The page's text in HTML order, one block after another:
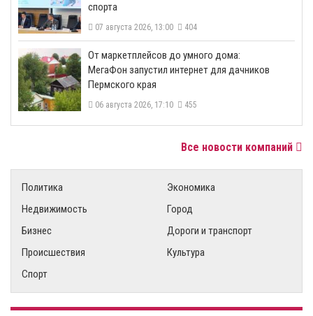
спорта
07 августа 2026, 13:00 404
От маркетплейсов до умного дома:
МегаФон запустил интернет для дачников
Пермского края
06 августа 2026, 17:10 455
Все новости компаний
Политика
Экономика
Недвижимость
Город
Бизнес
Дороги и транспорт
Происшествия
Культура
Спорт